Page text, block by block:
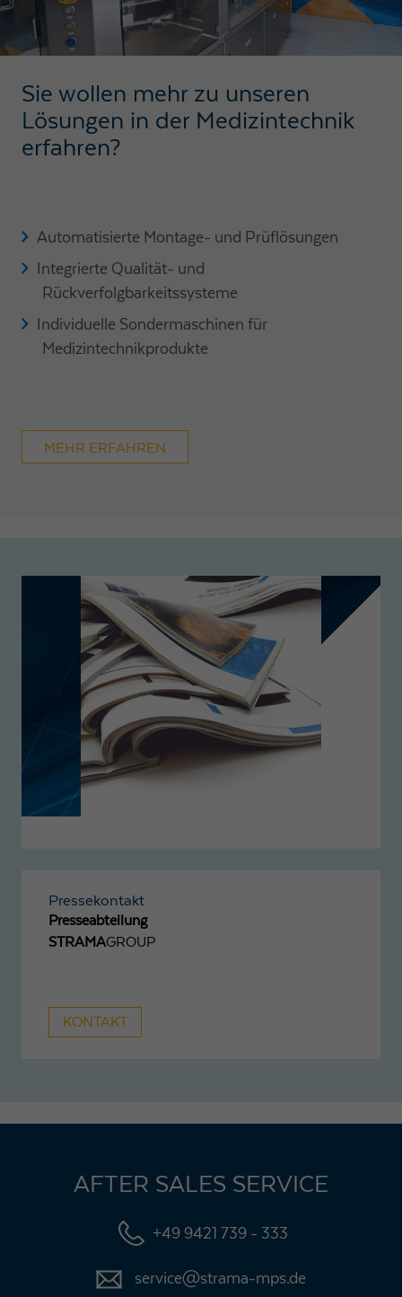
Sie wollen mehr zu unseren
Lösungen in der Medizintechnik
erfahren?
Automatisierte Montage- und Prüflösungen
Integrierte Qualität- und
Rückverfolgbarkeitssysteme
Individuelle Sondermaschinen für
Medizintechnikprodukte
MEHR ERFAHREN
Pressekontakt
Presseabteilung
STRAMAGROUP
KONTAKT
AFTER SALES SERVICE
+49 9421 739 - 333
service@strama-mps.de